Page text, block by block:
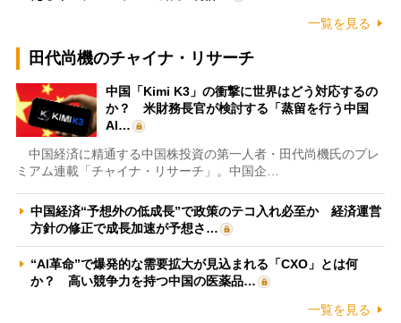
一覧を見る
田代尚機のチャイナ・リサーチ
中国「Kimi K3」の衝撃に世界はどう対応するの
か？ 米財務長官が検討する「蒸留を行う中国
AI…
中国経済に精通する中国株投資の第一人者・田代尚機氏のプレ
ミアム連載「チャイナ・リサーチ」。中国企…
中国経済“予想外の低成長”で政策のテコ入れ必至か 経済運営
方針の修正で成長加速が予想さ…
“AI革命”で爆発的な需要拡大が見込まれる「CXO」とは何
か？ 高い競争力を持つ中国の医薬品…
一覧を見る